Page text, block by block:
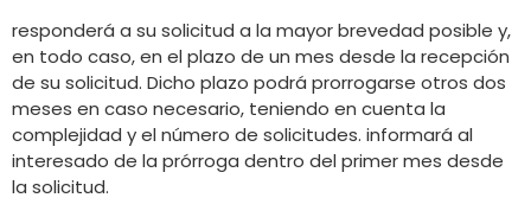
responderá a su solicitud a la mayor brevedad posible y,
en todo caso, en el plazo de un mes desde la recepción
de su solicitud. Dicho plazo podrá prorrogarse otros dos
meses en caso necesario, teniendo en cuenta la
complejidad y el número de solicitudes. informará al
interesado de la prórroga dentro del primer mes desde
la solicitud.